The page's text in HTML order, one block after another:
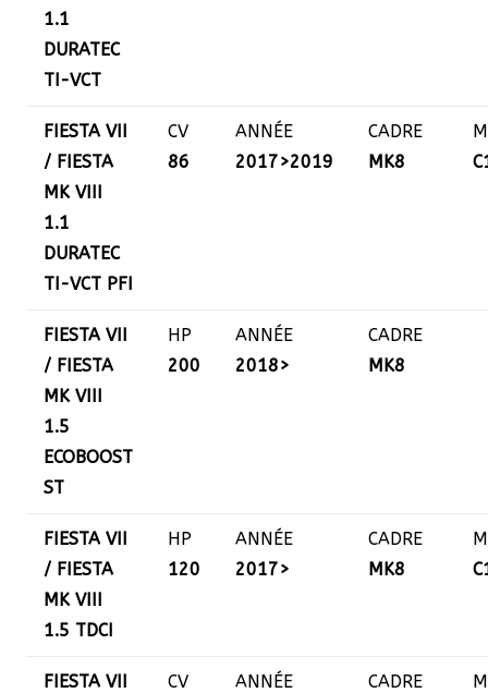
1.1
DURATEC
TI-VCT
FIESTA VII
/ FIESTA
MK VIII
1.1
DURATEC
TI-VCT PFI
CV
86
ANNÉE
2017>2019
CADRE
MK8
FIESTA VII
/ FIESTA
MK VIII
1.5
ECOBOOST
ST
HP
200
ANNÉE
2018>
CADRE
MK8
FIESTA VII
/ FIESTA
MK VIII
1.5 TDCI
HP
120
ANNÉE
2017>
CADRE
MK8
FIESTA VII
CV
ANNÉE
CADRE